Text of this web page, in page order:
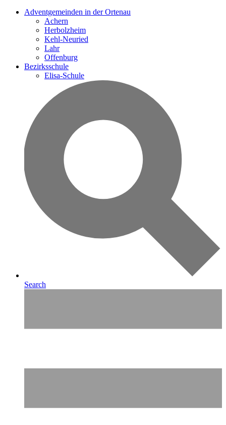
Adventgemeinden in der Ortenau
Achern
Herbolzheim
Kehl-Neuried
Lahr
Offenburg
Bezirksschule
Elisa-Schule
Search